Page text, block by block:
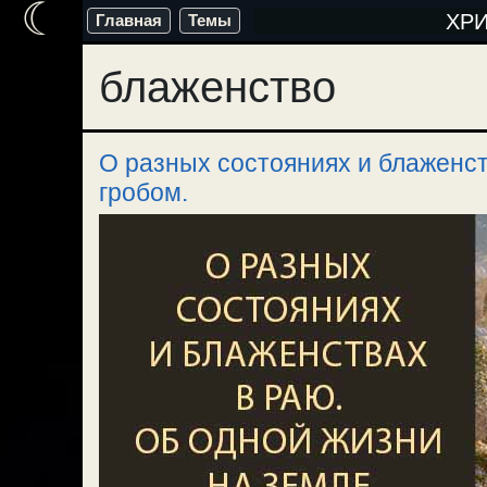
Перейти
содержимому
Главная Темы
блаженство
О разных состояниях и
гробом.
☾